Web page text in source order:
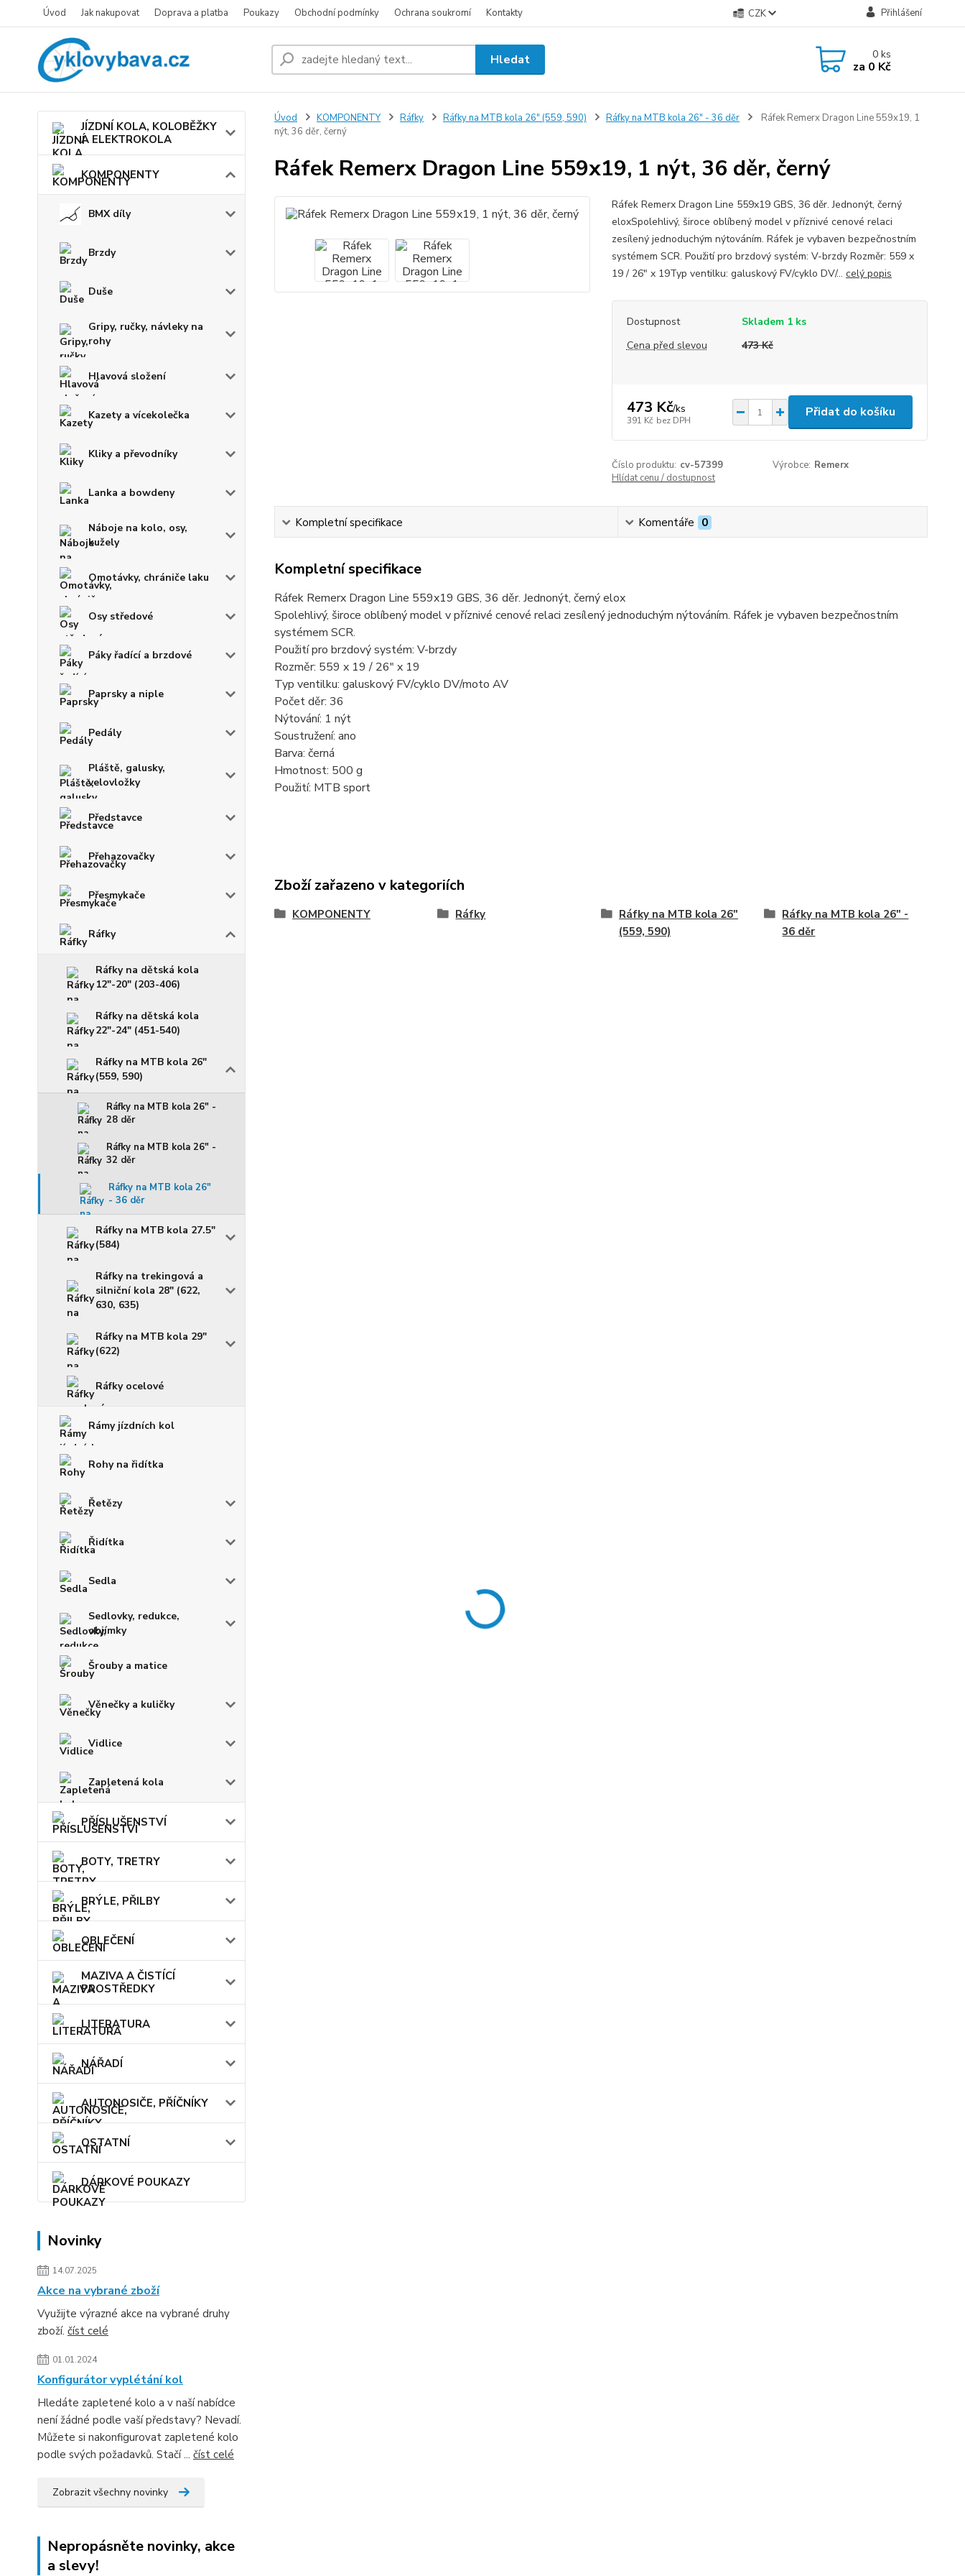
Úvod Jak nakupovat Doprava a platba Poukazy Obchodní podmínky Ochrana soukromí Kontakty CZK Přihlášení
Hledat 0ks
za 0 Kč
JÍZDNÍ KOLA, KOLOBĚŽKY
A ELEKTROKOLA
KOMPONENTY
BMX díly
Brzdy
Duše
Gripy, ručky, návleky na
rohy
Hlavová složení
Kazety a vícekolečka
Kliky a převodníky
Lanka a bowdeny
Náboje na kolo, osy,
kužely
Omotávky, chrániče laku
Osy středové
Páky řadící a brzdové
Paprsky a niple
Pedály
Pláště, galusky,
velovložky
Představce
Přehazovačky
Přesmykače
Ráfky
Ráfky na dětská kola
12"-20" (203-406)
Ráfky na dětská kola
22"-24" (451-540)
Ráfky na MTB kola 26"
(559, 590)
Ráfky na MTB kola 26" -
28 děr
Ráfky na MTB kola 26" -
32 děr
Ráfky na MTB kola 26"
- 36 děr
Ráfky na MTB kola 27.5"
(584)
Ráfky na trekingová a
silniční kola 28" (622,
630, 635)
Ráfky na MTB kola 29"
(622)
Ráfky ocelové
Rámy jízdních kol
Rohy na řidítka
Řetězy
Řidítka
Sedla
Sedlovky, redukce,
objímky
Šrouby a matice
Věnečky a kuličky
Vidlice
Zapletená kola
PŘÍSLUŠENSTVÍ
BOTY, TRETRY
BRÝLE, PŘILBY
OBLEČENÍ
MAZIVA A ČISTÍCÍ
PROSTŘEDKY
LITERATURA
NÁŘADÍ
AUTONOSIČE, PŘÍČNÍKY
OSTATNÍ
DÁRKOVÉ POUKAZY
Novinky
14.07.2025
Akce na vybrané zboží
Využijte výrazné akce na vybrané druhy
zboží. číst celé
01.01.2024
Konfigurátor vyplétání kol
Hledáte zapletené kolo a v naší nabídce
není žádné podle vaší představy? Nevadí.
Můžete si nakonfigurovat zapletené kolo
podle svých požadavků. Stačí ... číst celé
Zobrazit všechny novinky
Nepropásněte novinky, akce
a slevy!
Úvod KOMPONENTY Ráfky Ráfky na MTB kola 26" (559, 590) Ráfky na MTB kola 26" - 36 děr
Ráfek Remerx Dragon Line 559x19, 1
nýt, 36 děr, černý
Ráfek Remerx Dragon Line 559x19, 1 nýt, 36 děr, černý
Ráfek Remerx Dragon Line 559x19 GBS, 36 děr. Jednonýt, černý
eloxSpolehlivý, široce oblíbený model v příznivé cenové relaci
zesílený jednoduchým nýtováním. Ráfek je vybaven bezpečnostním
systémem SCR. Použití pro brzdový systém: V-brzdy Rozměr: 559 x
19 / 26" x 19Typ ventilku: galuskový FV/cyklo DV/... celý popis
Dostupnost
Skladem 1 ks
Cena před slevou
473 Kč
473 Kč/ks
391 Kč bez DPH
Přidat do košíku
Číslo produktu: cv-57399 Výrobce: Remerx
Hlídat cenu / dostupnost
Kompletní specifikace Komentáře 0
Kompletní specifikace
Ráfek Remerx Dragon Line 559x19 GBS, 36 děr. Jednonýt, černý elox
Spolehlivý, široce oblíbený model v příznivé cenové relaci zesílený jednoduchým nýtováním. Ráfek je vybaven bezpečnostním
systémem SCR.
Použití pro brzdový systém: V-brzdy
Rozměr: 559 x 19 / 26" x 19
Typ ventilku: galuskový FV/cyklo DV/moto AV
Počet děr: 36
Nýtování: 1 nýt
Soustružení: ano
Barva: černá
Hmotnost: 500 g
Použití: MTB sport
Zboží zařazeno v kategoriích
KOMPONENTY Ráfky
Ráfky na MTB kola 26"
(559, 590)
Ráfky na MTB kola 26" -
36 děr